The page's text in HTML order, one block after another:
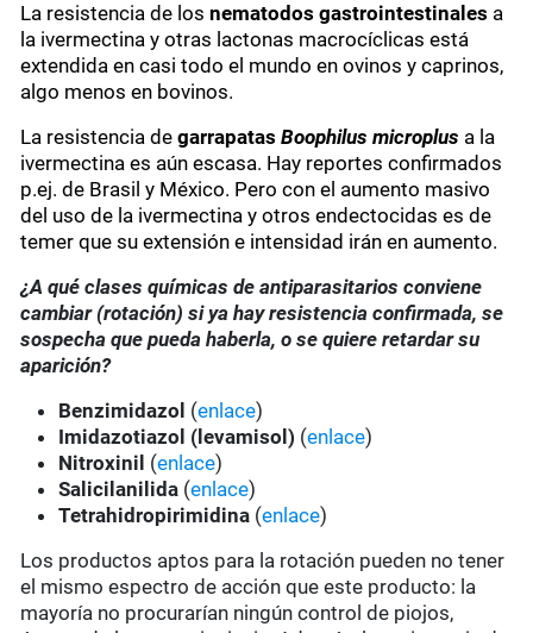
La resistencia de losnematodos gastrointestinales a
la ivermectina y otras lactonas macrocíclicas está
extendida en casi todo el mundo en ovinos y caprinos,
algo menos en bovinos.
La resistencia degarrapatasBoophilus microplus a la
ivermectina es aún escasa. Hay reportes confirmados
p.ej. de Brasil y México. Pero con el aumento masivo
del uso de la ivermectina y otros endectocidas es de
temer que su extensión e intensidad irán en aumento.
¿A qué clases químicas de antiparasitarios conviene
cambiar (rotación) si ya hay resistencia confirmada, se
sospecha que pueda haberla, o se quiere retardar su
aparición?
Benzimidazol (enlace)
Imidazotiazol (levamisol) (enlace)
Nitroxinil (enlace)
Salicilanilida (enlace)
Tetrahidropirimidina (enlace)
Los productos aptos para la rotación pueden no tener
el mismo espectro de acción que este producto: la
mayoría no procurarían ningún control de piojos,